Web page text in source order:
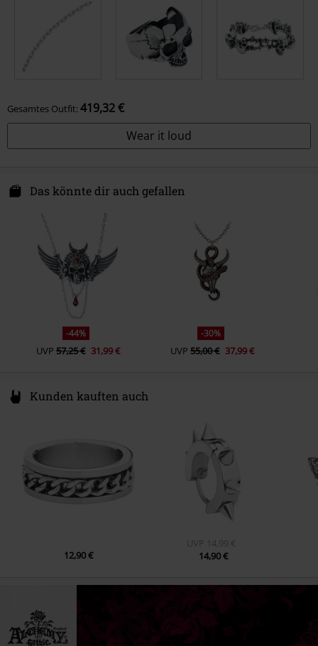
Gesamtes Outfit: 419,32 €
Wear it loud
Das könnte dir auch gefallen
-44%
UVP 57,25 € 31,99 €
-30%
UVP 55,00 € 37,99 €
Kunden kauften auch
12,90 €
UVP
14,99 €
14,90 €